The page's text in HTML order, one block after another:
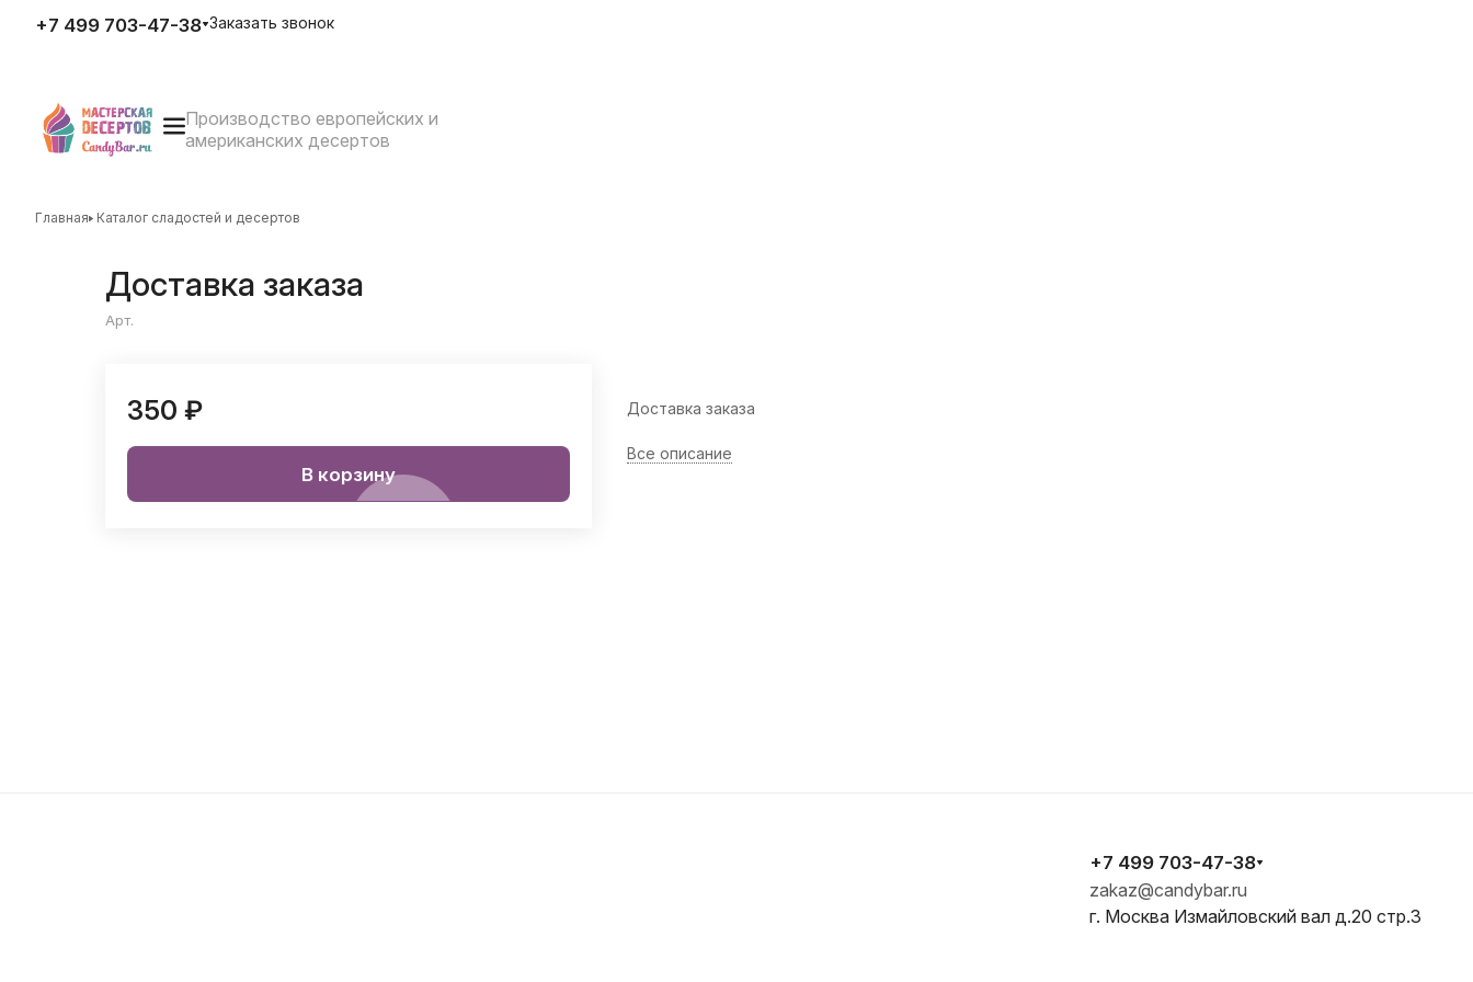
Главная Каталог сладостей и десертов
Доставка заказа
Арт.
350 ₽
В корзину
Доставка заказа
Все описание
+7 499 703-47-38
E-mail
zakaz@candybar.ru
Адрес
Режим работы
Заказать звонок
Производство европейских и
американских десертов
+7 499 703-47-38
zakaz@candybar.ru
г. Москва Измайловский вал д.20 стр.3